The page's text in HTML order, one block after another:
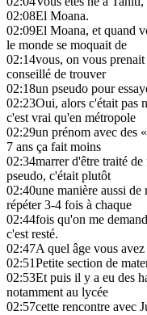
02:08El Moana.
02:09El Moana, et quand
le monde se moquait de
02:14vous, on vous
conseillé de trouver
02:18un pseudo pour
02:23Oui, alors c'était pas
c'est vrai qu'en métropole
02:29un prénom avec des
7 ans ça fait moins
02:34marrer d'être traité
pseudo, c'était plutôt
02:40une manière aussi
répéter 3-4 fois à chaque
02:44fois qu'on me
c'est resté.
02:47A quel âge vous
02:51Petite section de
02:53Et puis il y a eu des
notamment au lycée
02:57cette rencontre avec